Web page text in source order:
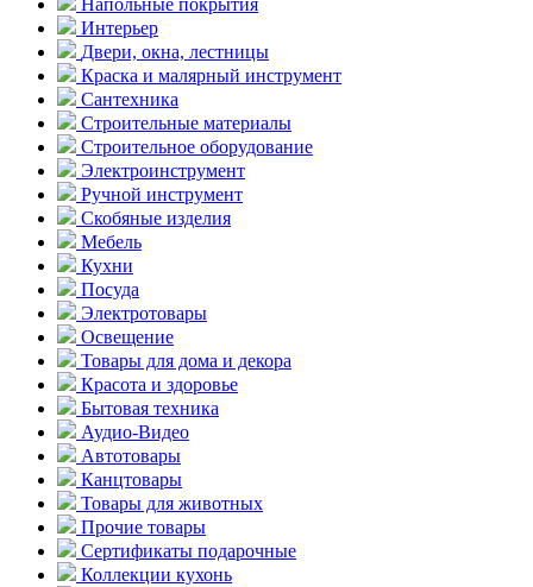
Напольные покрытия
Интерьер
Двери, окна, лестницы
Краска и малярный инструмент
Сантехника
Строительные материалы
Строительное оборудование
Электроинструмент
Ручной инструмент
Скобяные изделия
Мебель
Кухни
Посуда
Электротовары
Освещение
Товары для дома и декора
Красота и здоровье
Бытовая техника
Аудио-Видео
Автотовары
Канцтовары
Товары для животных
Прочие товары
Сертификаты подарочные
Коллекции кухонь